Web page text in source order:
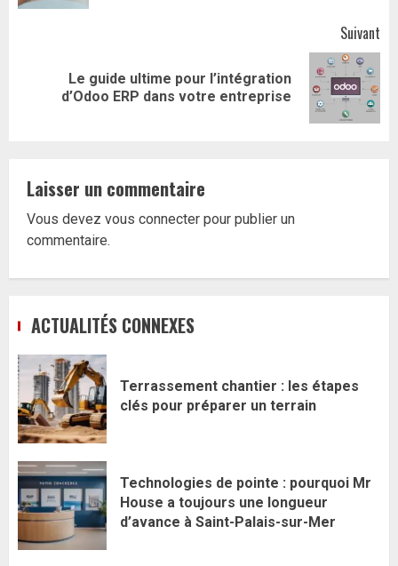
Suivant
suivant:
Le guide ultime pour l’intégration
d’Odoo ERP dans votre entreprise
Laisser un commentaire
Vous devez vous connecter pour publier un
commentaire.
ACTUALITÉS CONNEXES
Terrassement chantier : les étapes
clés pour préparer un terrain
Technologies de pointe : pourquoi Mr
House a toujours une longueur
d’avance à Saint-Palais-sur-Mer